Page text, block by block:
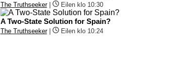
The Truthseeker| Eilen klo 10:30
A Two-State Solution for Spain?
The Truthseeker| Eilen klo 10:24